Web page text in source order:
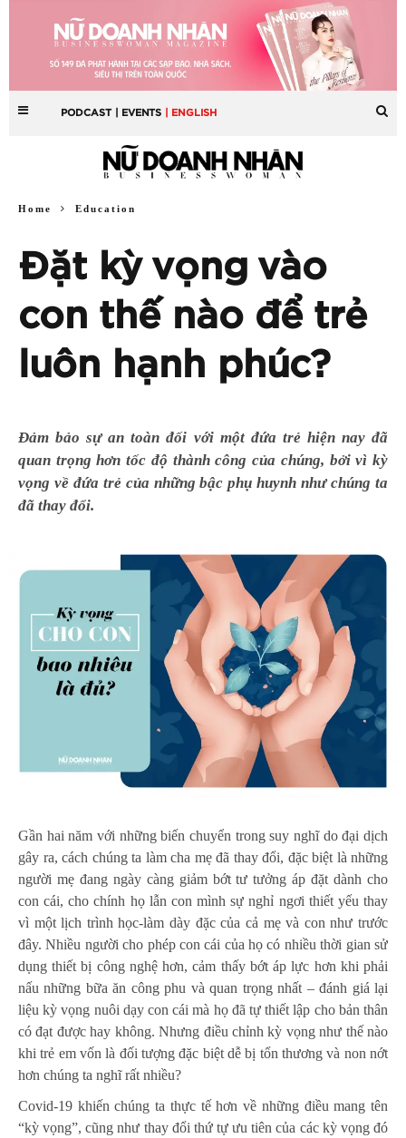
PODCAST | EVENTS | ENGLISH
Home Education
Đặt kỳ vọng vào
con thế nào để trẻ
luôn hạnh phúc?
Đảm bảo sự an toàn đối với một đứa trẻ hiện nay đã
quan trọng hơn tốc độ thành công của chúng, bởi vì kỳ
vọng về đứa trẻ của những bậc phụ huynh như chúng ta
đã thay đổi.
Gần hai năm với những biến chuyển trong suy nghĩ do đại dịch
gây ra, cách chúng ta làm cha mẹ đã thay đổi, đặc biệt là những
người mẹ đang ngày càng giảm bớt tư tưởng áp đặt dành cho
con cái, cho chính họ lẫn con mình sự nghỉ ngơi thiết yếu thay
vì một lịch trình học-làm dày đặc của cả mẹ và con như trước
đây. Nhiều người cho phép con cái của họ có nhiều thời gian sử
dụng thiết bị công nghệ hơn, cảm thấy bớt áp lực hơn khi phải
nấu những bữa ăn công phu và quan trọng nhất – đánh giá lại
liệu kỳ vọng nuôi dạy con cái mà họ đã tự thiết lập cho bản thân
có đạt được hay không. Nhưng điều chỉnh kỳ vọng như thế nào
khi trẻ em vốn là đối tượng đặc biệt dễ bị tổn thương và non nớt
hơn chúng ta nghĩ rất nhiều?
Covid-19 khiến chúng ta thực tế hơn về những điều mang tên
“kỳ vọng”, cũng như thay đổi thứ tự ưu tiên của các kỳ vọng đó